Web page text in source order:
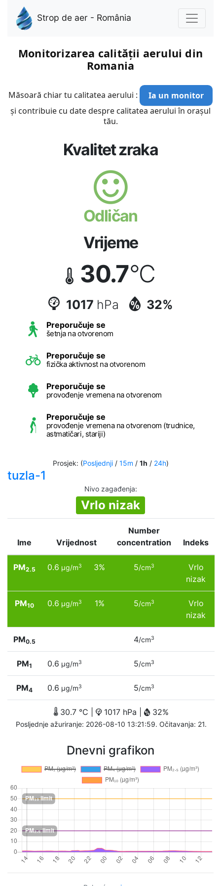
Strop de aer - România
Monitorizarea calității aerului din
Romania
Măsoară chiar tu calitatea aerului :
Ia un monitor
și contribuie cu date despre calitatea aerului în orașul
tău.
Kvalitet zraka
Odličan
Vrijeme
30.7°C
1017 hPa 32%
Preporučuje se
šetnja na otvorenom
Preporučuje se
fizička aktivnost na otvorenom
Preporučuje se
provođenje vremena na otvorenom
Preporučuje se
provođenje vremena na otvorenom (trudnice,
astmatičari, stariji)
Prosjek: (Posljednji/ 15m / 1h / 24h)
tuzla-1
Nivo zagađenja:
Vrlo nizak
Ime Vrijednost
Number
concentration
Indeks
PM2.5 0.6 µg/m3 3% 5/cm3
Vrlo
nizak
PM10 0.6 µg/m3 1% 5/cm3
Vrlo
nizak
PM0.5 4/cm3
PM1 0.6 µg/m3 5/cm3
PM4 0.6 µg/m3 5/cm3
30.7 °C | 1017 hPa | 32%
Posljednje ažuriranje: 2026-08-10 13:21:59. Očitavanja: 21.
Dnevni grafikon